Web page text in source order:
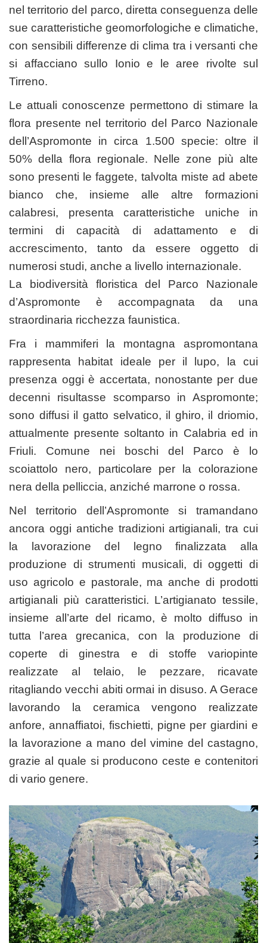
nel territorio del parco, diretta conseguenza delle
sue caratteristiche geomorfologiche e climatiche,
con sensibili differenze di clima tra i versanti che
si affacciano sullo Ionio e le aree rivolte sul
Tirreno.
Le attuali conoscenze permettono di stimare la
flora presente nel territorio del Parco Nazionale
dell’Aspromonte in circa 1.500 specie: oltre il
50% della flora regionale. Nelle zone più alte
sono presenti le faggete, talvolta miste ad abete
bianco che, insieme alle altre formazioni
calabresi, presenta caratteristiche uniche in
termini di capacità di adattamento e di
accrescimento, tanto da essere oggetto di
numerosi studi, anche a livello internazionale.
La biodiversità floristica del Parco Nazionale
d’Aspromonte è accompagnata da una
straordinaria ricchezza faunistica.
Fra i mammiferi la montagna aspromontana
rappresenta habitat ideale per il lupo, la cui
presenza oggi è accertata, nonostante per due
decenni risultasse scomparso in Aspromonte;
sono diffusi il gatto selvatico, il ghiro, il driomio,
attualmente presente soltanto in Calabria ed in
Friuli. Comune nei boschi del Parco è lo
scoiattolo nero, particolare per la colorazione
nera della pelliccia, anziché marrone o rossa.
Nel territorio dell’Aspromonte si tramandano
ancora oggi antiche tradizioni artigianali, tra cui
la lavorazione del legno finalizzata alla
produzione di strumenti musicali, di oggetti di
uso agricolo e pastorale, ma anche di prodotti
artigianali più caratteristici. L’artigianato tessile,
insieme all’arte del ricamo, è molto diffuso in
tutta l’area grecanica, con la produzione di
coperte di ginestra e di stoffe variopinte
realizzate al telaio, le pezzare, ricavate
ritagliando vecchi abiti ormai in disuso. A Gerace
lavorando la ceramica vengono realizzate
anfore, annaffiatoi, fischietti, pigne per giardini e
la lavorazione a mano del vimine del castagno,
grazie al quale si producono ceste e contenitori
di vario genere.